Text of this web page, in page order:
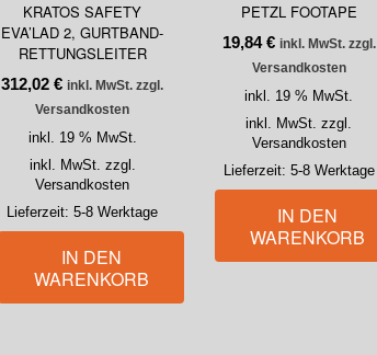
KRATOS SAFETY
EVA’LAD 2, GURTBAND-
RETTUNGSLEITER
312,02€ inkl. MwSt. zzgl.
Versandkosten
inkl. 19 % MwSt.
inkl. MwSt. zzgl.
Versandkosten
Lieferzeit:5-8 Werktage
IN DEN
WARENKORB
PETZL FOOTAPE
19,84€ inkl. MwSt. zzgl.
Versandkosten
inkl. 19 % MwSt.
inkl. MwSt. zzgl.
Versandkosten
Lieferzeit: 5-8 Werktage
IN DEN
WARENKORB